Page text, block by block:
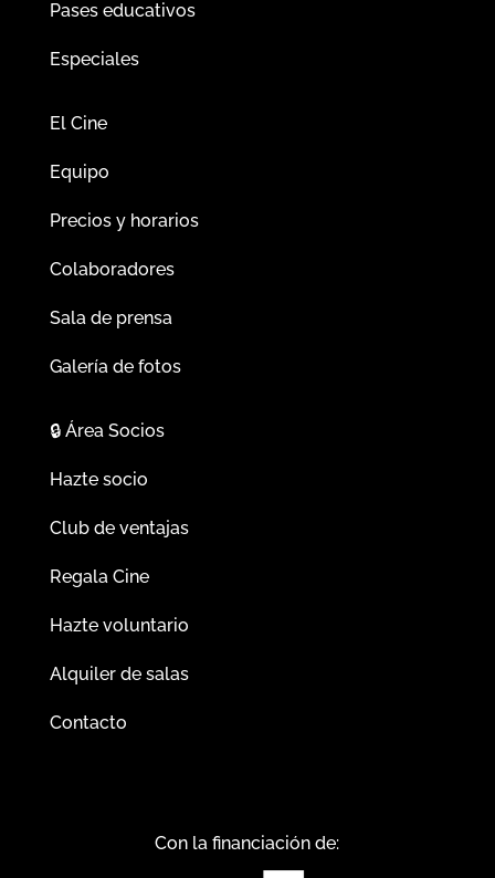
Pases educativos
Especiales
El Cine
Equipo
Precios y horarios
Colaboradores
Sala de prensa
Galería de fotos
🔒Área Socios
Hazte socio
Club de ventajas
Regala Cine
Hazte voluntario
Alquiler de salas
Contacto
Con la financiación de: